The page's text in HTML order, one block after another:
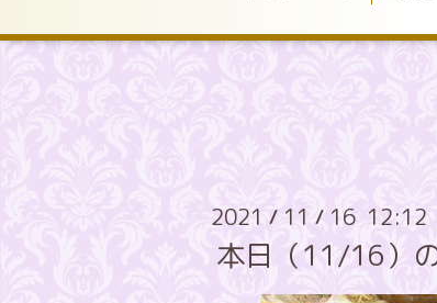
2021 / 11 / 16 12:12
本日（11/16）